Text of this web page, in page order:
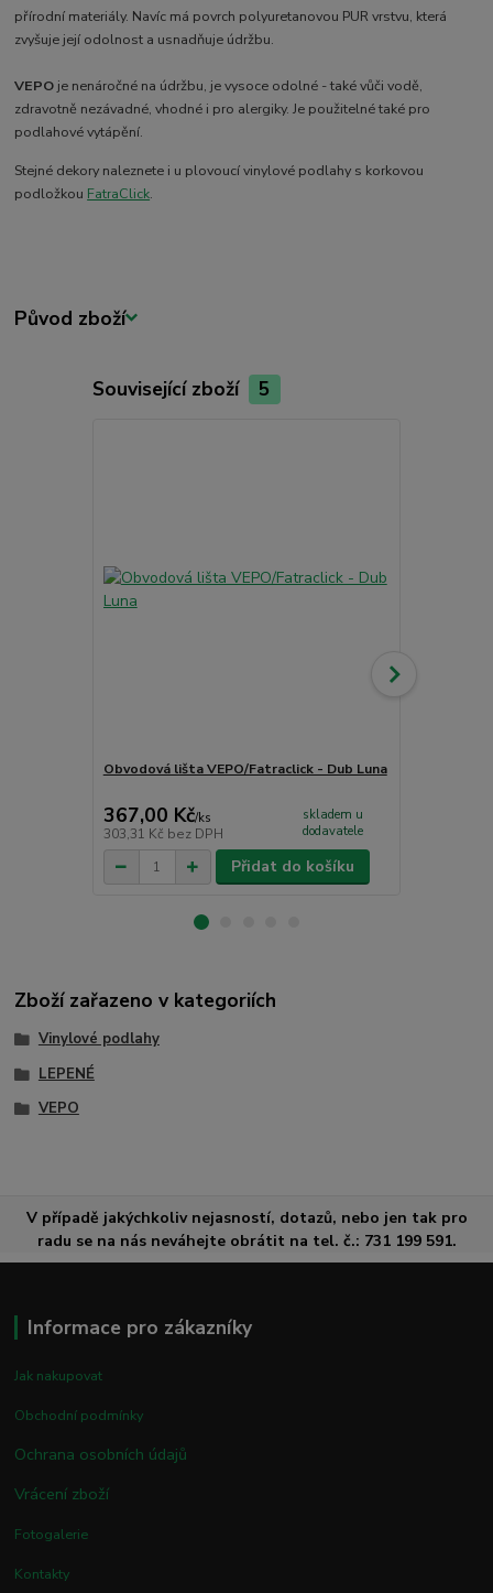
přírodní materiály. Navíc má povrch polyuretanovou PUR vrstvu, která
zvyšuje její odolnost a usnadňuje údržbu.
VEPO je nenáročné na údržbu, je vysoce odolné - také vůči vodě,
zdravotně nezávadné, vhodné i pro alergiky. Je použitelné také pro
podlahové vytápění.
Stejné dekory naleznete i u plovoucí vinylové podlahy s korkovou
podložkou FatraClick.
Původ zboží
Související zboží 5
Obvodová lišta VEPO/Fatraclick - Dub Luna
367,00 Kč/ks
303,31 Kč bez DPH
skladem u
dodavatele
Přidat do košíku
Zboží zařazeno v kategoriích
Vinylové podlahy
LEPENÉ
VEPO
V případě jakýchkoliv nejasností, dotazů, nebo jen tak pro
radu se na nás neváhejte obrátit na tel. č.: 731 199 591.
Informace pro zákazníky
Jak nakupovat
Obchodní podmínky
Ochrana osobních údajů
Vrácení zboží
Fotogalerie
Kontakty